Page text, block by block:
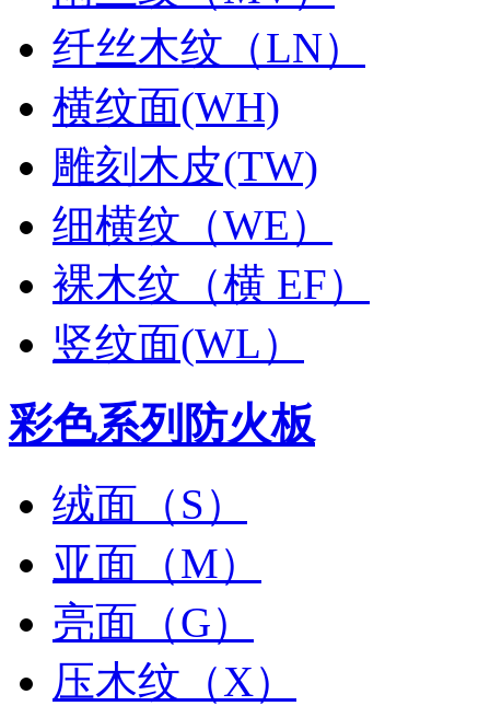
纤丝木纹（LN）
横纹面(WH)
雕刻木皮(TW)
细横纹（WE）
裸木纹（横 EF）
竖纹面(WL）
彩色系列防火板
绒面（S）
亚面（M）
亮面（G）
压木纹（X）